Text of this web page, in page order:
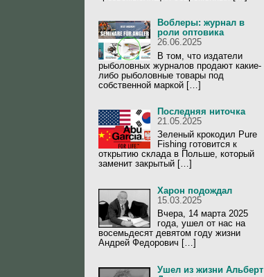
Воблеры: журнал в
роли оптовика
26.06.2025
В том, что издатели
рыболовных журналов продают какие-
либо рыболовные товары под
собственной маркой […]
Последняя ниточка
21.05.2025
Зеленый крокодил Pure
Fishing готовится к
открытию склада в Польше, который
заменит закрытый […]
Харон подождал
15.03.2025
Вчера, 14 марта 2025
года, ушел от нас на
восемьдесят девятом году жизни
Андрей Федорович […]
Ушел из жизни Альберт